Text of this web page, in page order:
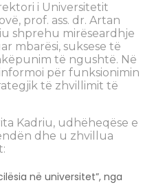
i Universitetit
prof. ass. dr. Artan
shprehu mirëseardhje
mbarësi, suksese të
të ngushtë. Në
për funksionimin
të zhvillimit të
Kadriu, udhëheqëse e
dhe u zhvillua
në universitet”, nga